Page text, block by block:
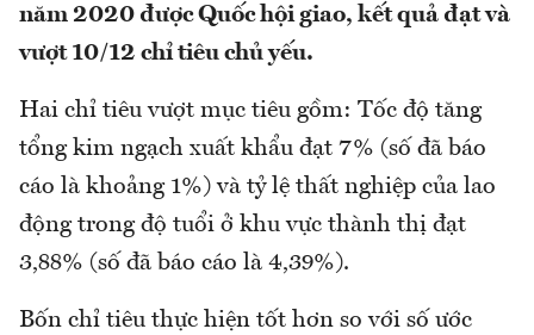
năm 2020 được Quốc hội giao, kết quả đạt và
vượt 10/12 chỉ tiêu chủ yếu.
Hai chỉ tiêu vượt mục tiêu gồm: Tốc độ tăng
tổng kim ngạch xuất khẩu đạt 7% (số đã báo
cáo là khoảng 1%) và tỷ lệ thất nghiệp của lao
động trong độ tuổi ở khu vực thành thị đạt
3,88% (số đã báo cáo là 4,39%).
Bốn chỉ tiêu thực hiện tốt hơn so với số ước